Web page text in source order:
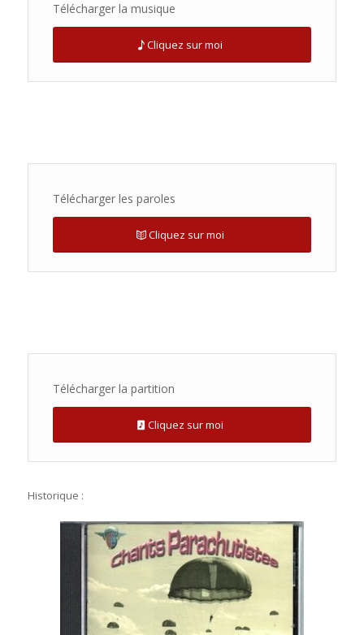
Télécharger la musique
Cliquez sur moi
Télécharger les paroles
Cliquez sur moi
Télécharger la partition
Cliquez sur moi
Historique :